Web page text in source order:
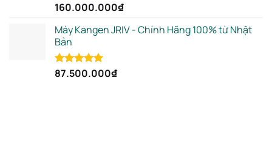
Rated5.00
160.000.000₫
Máy Kangen JRIV - Chính Hãng 100% từ Nhật
Bản
Rated5.00
87.500.000₫